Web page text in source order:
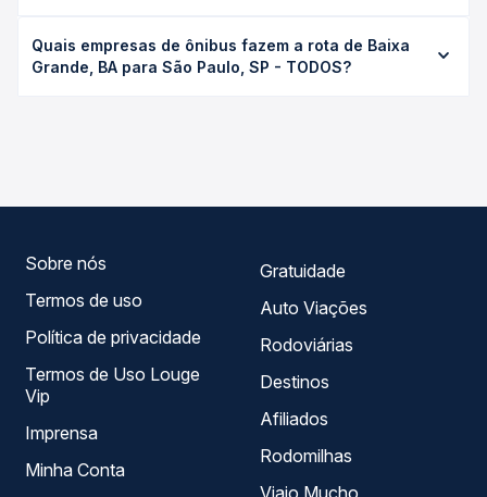
duração exata de cada opção na data desejada.
para São Paulo, SP - TODOS custa em média R$ 603,11 e
varia conforme a data da viagem, a empresa, o tipo de
Quais empresas de ônibus fazem a rota de Baixa
Grande, BA para São Paulo, SP - TODOS?
Sobre nós
Termos de uso
Política de privacidade
Termos de Uso Louge
Vip
Imprensa
Minha Conta
Gratuidade
Auto Viações
Rodoviárias
Destinos
Afiliados
Rodomilhas
Viajo Mucho